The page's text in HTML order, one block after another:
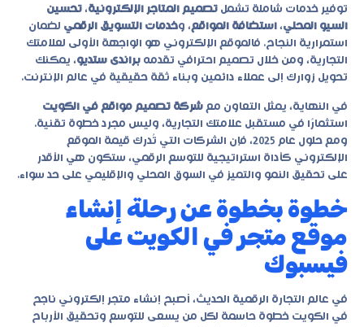
توفير خدمات شاملة تشمل تصميم المتاجر الإلكترونية، تحسين
السيو المحلي، استضافة المواقع، وخدمات التسويق الرقمي لضمان
استمرارية النجاح. فالموقع الإلكتروني هو الواجهة الأولى لعلامتك
التجارية، ومن خلال تصميم احترافي تقدمه براندى ستديو، يمكنك
تحويل زوارك إلى عملاء دائمين وبناء ثقة حقيقية في عالم الإنترنت.
في النهاية، يمثل التعاون مع شركة تصميم مواقع في الكويت
استثمارًا في مستقبل علامتك التجارية، وليس مجرد خطوة تقنية.
ومع حلول عام 2025، فإن الشركات التي تُدرك قيمة الموقع
الإلكتروني كأداة استراتيجية للتوسع الرقمي، ستكون هي الأقدر
على تحقيق النمو والتميز في السوق المحلي والإقليمي على حد سواء.
خطوة بخطوة عن رحلة إنشاء
موقع متجر في الكويت على
فيسبوك
في عالم التجارة الرقمية الحديث، أصبح إنشاء متجر إلكتروني ناجح
في الكويت خطوة حاسمة لكل من يسعى للتوسع وتحقيق الأرباح